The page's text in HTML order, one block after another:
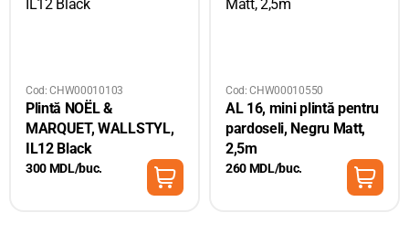
Cod: CHW00010103
Plintă NOËL &
MARQUET, WALLSTYL,
IL12 Black
300 MDL/buc.
Cod: CHW00010550
AL 16, mini plintă pentru
pardoseli, Negru Matt,
2,5m
260 MDL/buc.